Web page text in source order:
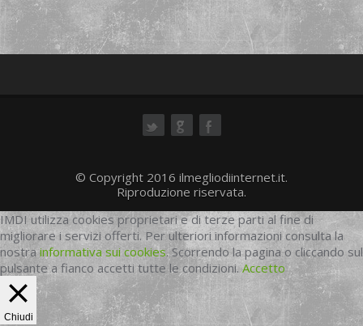
© Copyright 2016 ilmegliodiinternet.it.
Riproduzione riservata.
IMDI utilizza cookies proprietari e di terze parti al fine di
migliorare i servizi offerti. Per ulteriori informazioni consulta la
nostrainformativa sui cookies. Scorrendo la pagina o cliccando sul
pulsante a fianco accetti tutte le condizioni.Accetto
Chiudi